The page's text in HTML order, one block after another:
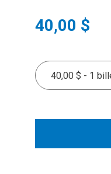
40,00 $
40,00 $ - 1